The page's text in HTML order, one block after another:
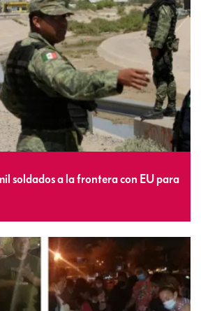
soldados a la frontera con EU para